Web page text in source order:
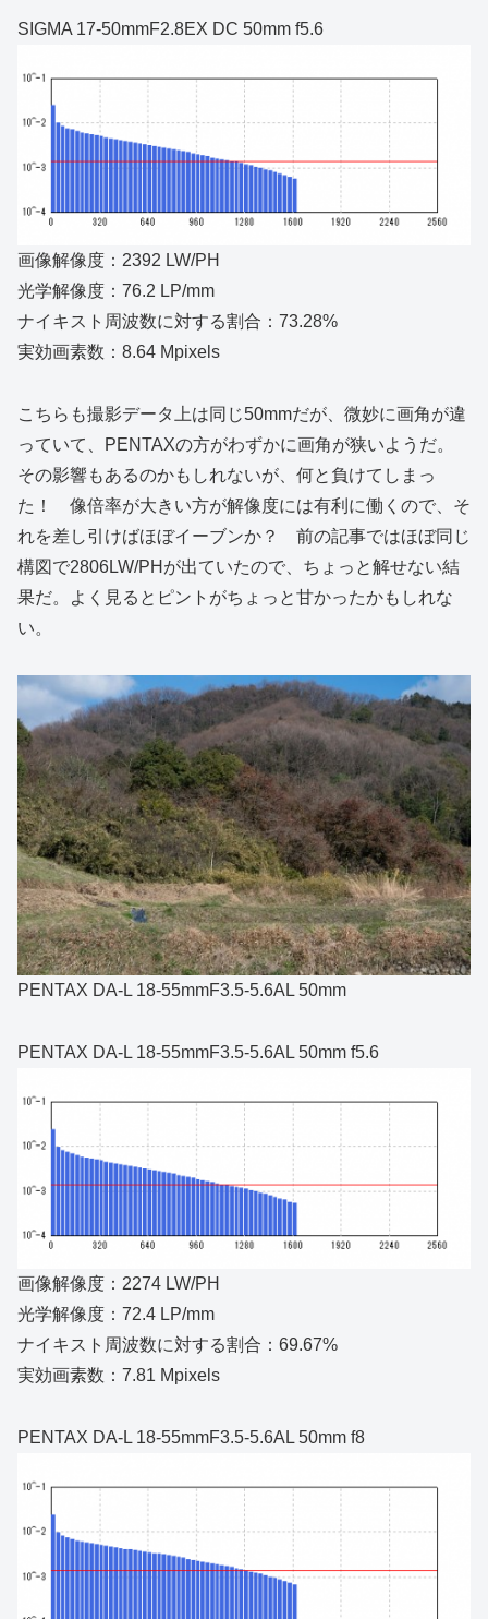
SIGMA 17-50mmF2.8EX DC 50mm f5.6
画像解像度：2392 LW/PH
光学解像度：76.2 LP/mm
ナイキスト周波数に対する割合：73.28%
実効画素数：8.64 Mpixels
こちらも撮影データ上は同じ50mmだが、微妙に画角が違
っていて、PENTAXの方がわずかに画角が狭いようだ。
その影響もあるのかもしれないが、何と負けてしまっ
た！ 像倍率が大きい方が解像度には有利に働くので、そ
れを差し引けばほぼイーブンか？ 前の記事ではほぼ同じ
構図で2806LW/PHが出ていたので、ちょっと解せない結
果だ。よく見るとピントがちょっと甘かったかもしれな
い。
PENTAX DA-L 18-55mmF3.5-5.6AL 50mm
PENTAX DA-L 18-55mmF3.5-5.6AL 50mm f5.6
画像解像度：2274 LW/PH
光学解像度：72.4 LP/mm
ナイキスト周波数に対する割合：69.67%
実効画素数：7.81 Mpixels
PENTAX DA-L 18-55mmF3.5-5.6AL 50mm f8